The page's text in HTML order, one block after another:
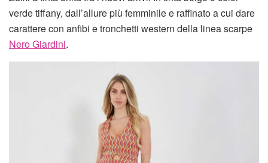
verde tiffany, dall’allure più femminile e raffinato a cui dare
carattere con anfibi e tronchetti western della linea scarpe
Nero Giardini.